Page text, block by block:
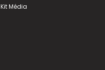
Kit Média